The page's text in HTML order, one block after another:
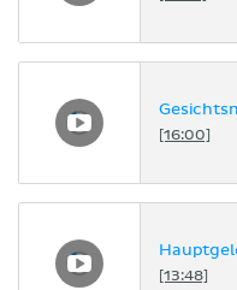
[16:00]
[13:48]